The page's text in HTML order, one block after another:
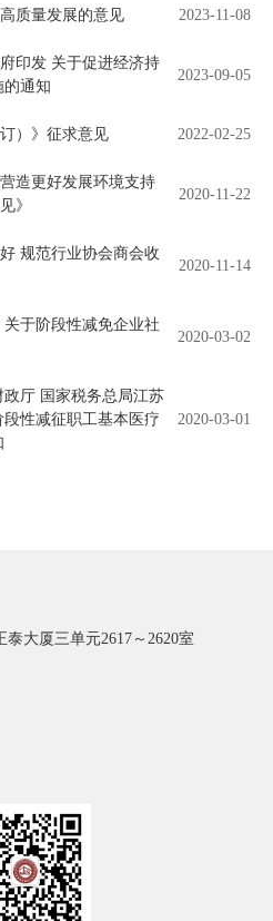
质量发展的意见 2023-11-08
印发 关于促进经济持
的通知
2023-09-05
）》征求意见 2022-02-25
造更好发展环境支持
》
2020-11-22
规范行业协会商会收
2020-11-14
于阶段性减免企业社
2020-03-02
厅 国家税务总局江苏
性减征职工基本医疗
2020-03-01
大厦三单元2617～2620室